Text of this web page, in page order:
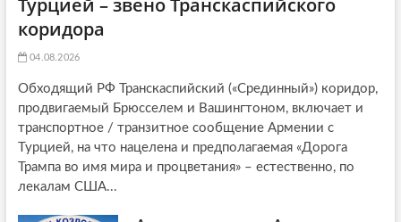
коридора
04.08.2026
Обходящий РФ Транскаспийский («Срединный») коридор,
продвигаемый Брюсселем и Вашингтоном, включает и
транспортное / транзитное сообщение Армении с
Турцией, на что нацелена и предполагаемая «Дорога
Трампа во имя мира и процветания» – естественно, по
лекалам США...